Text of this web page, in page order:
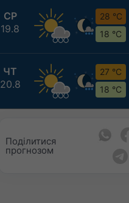
СР
19.8
28 °C
18 °C
ЧТ
20.8
27 °C
18 °C
Поділитися
прогнозом